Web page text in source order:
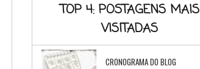
TOP 4: POSTAGENS MAIS
VISITADAS
CRONOGRAMA DO BLOG